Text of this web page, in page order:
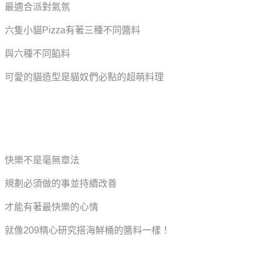
最適合派對氣氛
六隻小貓Pizza有著三種不同醬料
與六種不同餡料
可愛的貓造型是貓奴們必點的超萌料理
快樂不是毫無章法
規劃必須做的事並持續改善
才能有著最快樂的心情
就像209精心研究搭海鮮桶的醬料一樣！